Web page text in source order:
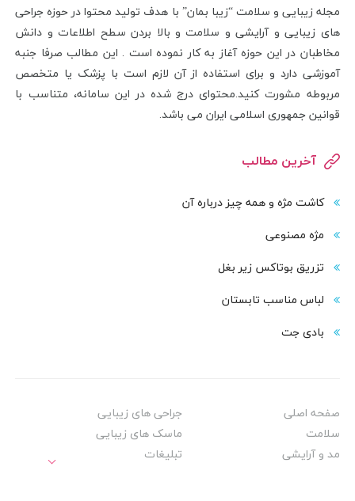
مجله زیبایی و سلامت “زیبا بمان” با هدف تولید محتوا در حوزه جراحی
های زیبایی و آرایشی و سلامت و بالا بردن سطح اطلاعات و دانش
مخاطبان در این حوزه آغاز به کار نموده است . این مطالب صرفا جنبه
آموزشی دارد و برای استفاده از آن لازم است با پزشک یا متخصص
مربوطه مشورت کنید.محتوای درج شده در این سامانه، متناسب با
قوانین جمهوری اسلامی ایران می باشد.
آخرین مطالب
کاشت مژه و همه چیز درباره آن
مژه مصنوعی
تزریق بوتاکس زیر بغل
لباس مناسب تابستان
بادی‌ جت
صفحه اصلی
جراحی های زیبایی
سلامت
ماسک های زیبایی
مد و آرایشی
تبلیغات